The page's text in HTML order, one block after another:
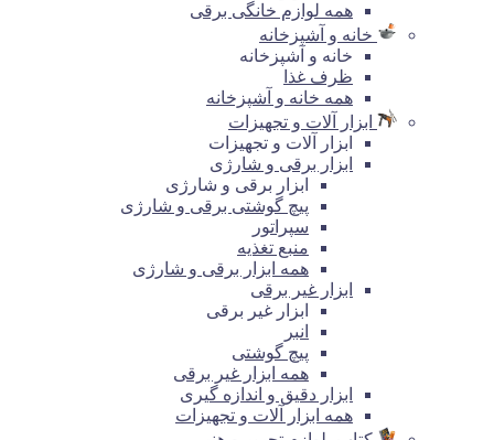
همه لوازم خانگی برقی
خانه و آشپزخانه
خانه و آشپزخانه
ظرف غذا
همه خانه و آشپزخانه
ابزار آلات و تجهیزات
ابزار آلات و تجهیزات
ابزار برقی و شارژی
ابزار برقی و شارژی
پیچ گوشتی برقی و شارژی
سپراتور
منبع تغذیه
همه ابزار برقی و شارژی
ابزار غیر برقی
ابزار غیر برقی
انبر
پیچ گوشتی
همه ابزار غیر برقی
ابزار دقیق و اندازه گیری
همه ابزار آلات و تجهیزات